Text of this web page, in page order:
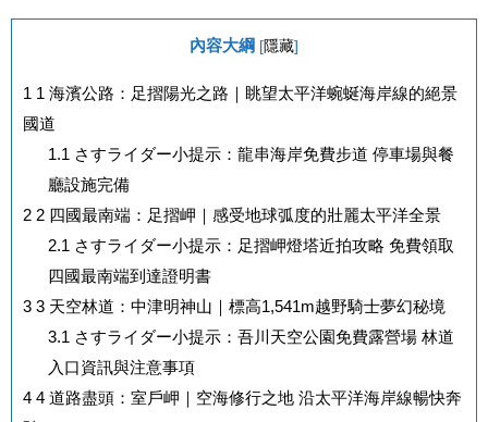
內容大綱 [隱藏]
1 1 海濱公路：足摺陽光之路｜眺望太平洋蜿蜒海岸線的絕景
國道
1.1 さすライダー小提示：龍串海岸免費步道 停車場與餐
廳設施完備
2 2 四國最南端：足摺岬｜感受地球弧度的壯麗太平洋全景
2.1 さすライダー小提示：足摺岬燈塔近拍攻略 免費領取
四國最南端到達證明書
3 3 天空林道：中津明神山｜標高1,541m越野騎士夢幻秘境
3.1 さすライダー小提示：吾川天空公園免費露營場 林道
入口資訊與注意事項
4 4 道路盡頭：室戶岬｜空海修行之地 沿太平洋海岸線暢快奔